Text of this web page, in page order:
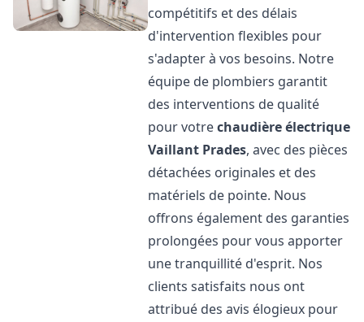
compétitifs et des délais
d'intervention flexibles pour
s'adapter à vos besoins. Notre
équipe de plombiers garantit
des interventions de qualité
pour votrechaudière électrique
Vaillant Prades, avec des pièces
détachées originales et des
matériels de pointe. Nous
offrons également des garanties
prolongées pour vous apporter
une tranquillité d'esprit. Nos
clients satisfaits nous ont
attribué des avis élogieux pour